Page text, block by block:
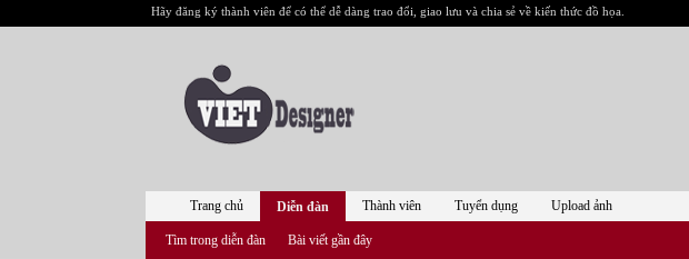
Hãy đăng ký thành viên để có thể dễ dàng trao đổi, giao lưu và chia sẻ về kiến thức đồ họa.
Trang chủ Diễn đàn
Tìm trong diễn đàn Bài viết gần đây
Thành viên Tuyển dụng Upload ảnh